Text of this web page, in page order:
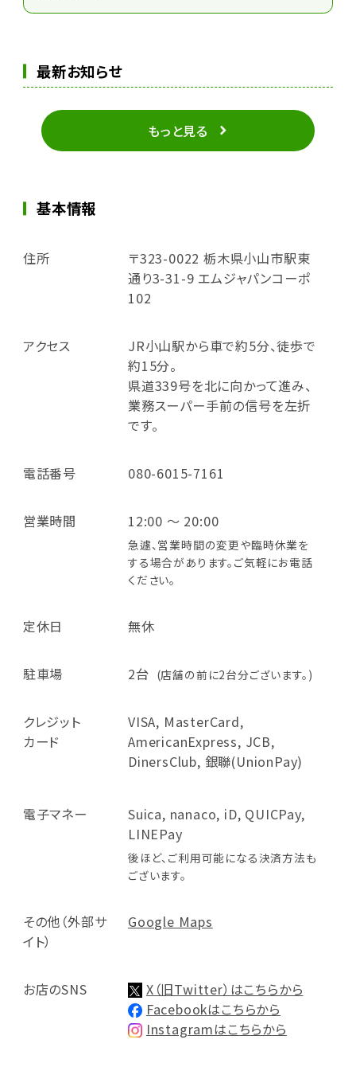
最新お知らせ
もっと見る
基本情報
住所
〒323-0022 栃木県小山市駅東
通り3-31-9 エムジャパンコーポ
102
アクセス
JR小山駅から車で約5分、徒歩で
約15分。
県道339号を北に向かって進み、
業務スーパー手前の信号を左折
です。
電話番号 080-6015-7161
営業時間 12:00 ～ 20:00
急遽、営業時間の変更や臨時休業を
する場合があります。ご気軽にお電話
ください。
定休日 無休
駐車場 2台 (店舗の前に2台分ございます。)
クレジット
カード
VISA, MasterCard,
AmericanExpress, JCB,
DinersClub, 銀聯(UnionPay)
電子マネー
Suica, nanaco, iD, QUICPay,
LINEPay
後ほど、ご利用可能になる決済方法も
ございます。
その他（外部サ
イト）
Google Maps
お店のSNS
X（旧Twitter）はこちらから
Facebookはこちらから
Instagramはこちらから